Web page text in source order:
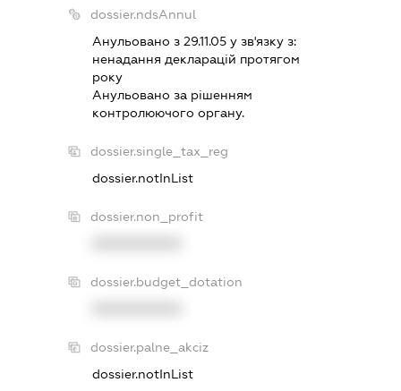
dossier.ndsAnnul
Анульовано з 29.11.05 у зв'язку з:
ненадання декларацiй протягом
року
Анульовано за рiшенням
контролюючого органу.
dossier.single_tax_reg
dossier.notInList
dossier.non_profit
dossier.budget_dotation
dossier.palne_akciz
dossier.notInList